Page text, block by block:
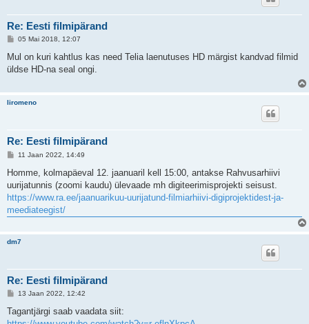
Re: Eesti filmipärand
P
s
i
05 Mai 2018, 12:07
Mul on kuri kahtlus kas need Telia laenutuses HD märgist kandvad filmid
üldse HD-na seal ongi.
liromeno
Re: Eesti filmipärand
P
s
i
t
u
s
11 Jaan 2022, 14:49
Homme, kolmapäeval 12. jaanuaril kell 15:00, antakse Rahvusarhiivi
uurijatunnis (zoomi kaudu) ülevaade mh digiteerimisprojekti seisust.
https://www.ra.ee/jaanuarikuu-uurijatund-filmiarhiivi-digiprojektidest-ja-
meediateegist/
dm7
Re: Eesti filmipärand
P
s
13 Jaan 2022, 12:42
Tagantjärgi saab vaadata siit: